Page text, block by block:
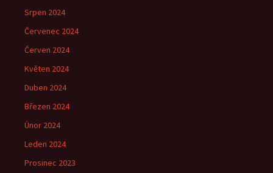
Srpen 2024
Červenec 2024
Červen 2024
Květen 2024
Duben 2024
Březen 2024
Únor 2024
Leden 2024
Prosinec 2023